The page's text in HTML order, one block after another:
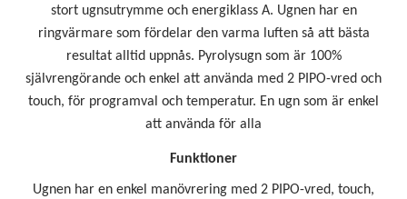
stort ugnsutrymme och energiklass A. Ugnen har en
ringvärmare som fördelar den varma luften så att bästa
resultat alltid uppnås. Pyrolysugn som är 100%
självrengörande och enkel att använda med 2 PIPO-vred och
touch, för programval och temperatur. En ugn som är enkel
att använda för alla
Funktioner
Ugnen har en enkel manövrering med 2 PIPO-vred, touch,